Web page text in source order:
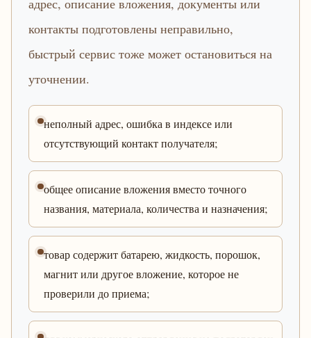
адрес, описание вложения, документы или
контакты подготовлены неправильно,
быстрый сервис тоже может остановиться на
уточнении.
неполный адрес, ошибка в индексе или
отсутствующий контакт получателя;
общее описание вложения вместо точного
названия, материала, количества и назначения;
товар содержит батарею, жидкость, порошок,
магнит или другое вложение, которое не
проверили до приема;